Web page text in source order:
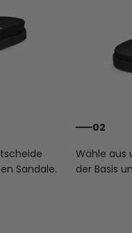
Sandale.
02
Wähle aus
der Basis